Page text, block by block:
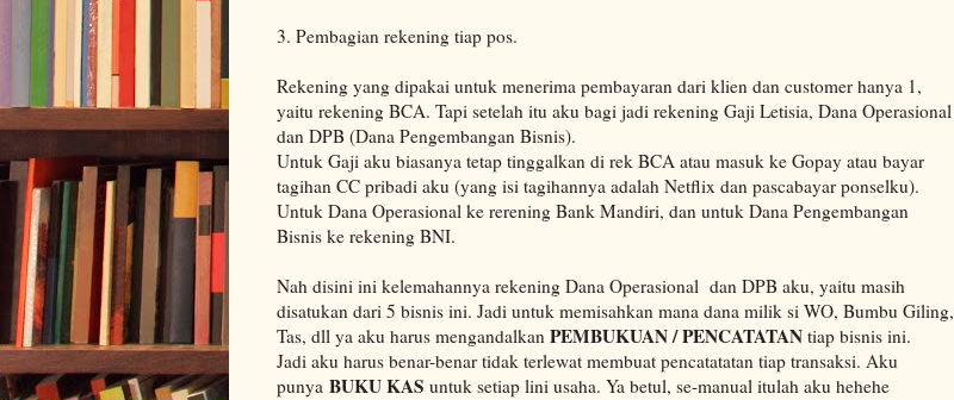
3. Pembagian rekening tiap pos.
Rekening yang dipakai untuk menerima pembayaran dari klien dan customer hanya 1,
yaitu rekening BCA. Tapi setelah itu aku bagi jadi rekening Gaji Letisia, Dana Operasional
dan DPB (Dana Pengembangan Bisnis).
Untuk Gaji aku biasanya tetap tinggalkan di rek BCA atau masuk ke Gopay atau bayar
tagihan CC pribadi aku (yang isi tagihannya adalah Netflix dan pascabayar ponselku).
Untuk Dana Operasional ke rerening Bank Mandiri, dan untuk Dana Pengembangan
Bisnis ke rekening BNI.
Nah disini ini kelemahannya rekening Dana Operasional dan DPB aku, yaitu masih
disatukan dari 5 bisnis ini. Jadi untuk memisahkan mana dana milik si WO, Bumbu Giling,
Tas, dll ya aku harus mengandalkan PEMBUKUAN / PENCATATAN tiap bisnis ini.
Jadi aku harus benar-benar tidak terlewat membuat pencatatatan tiap transaksi. Aku
punya BUKU KAS untuk setiap lini usaha. Ya betul, se-manual itulah aku hehehe